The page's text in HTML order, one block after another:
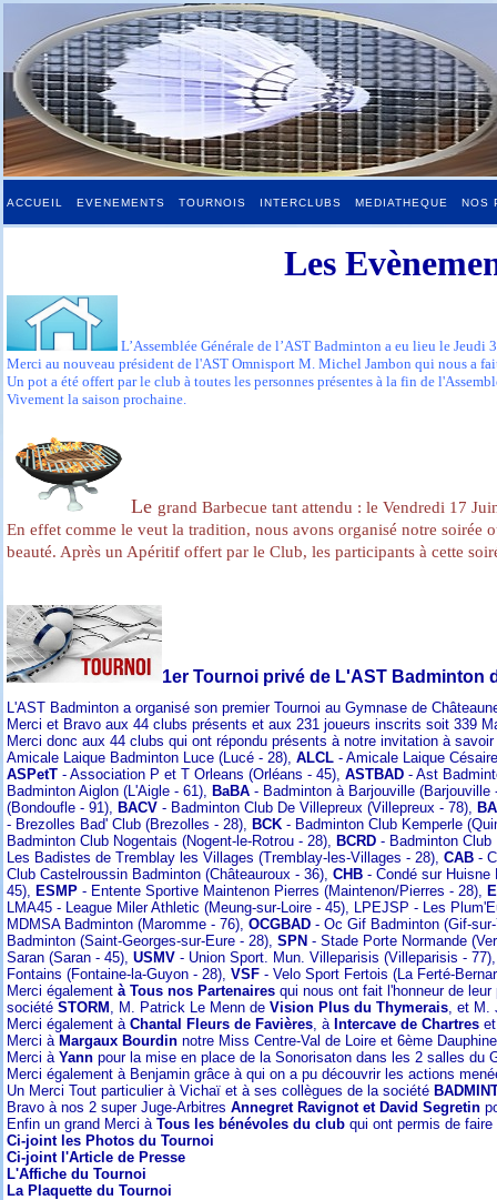
ACCUEIL EVENEMENTS TOURNOIS INTERCLUBS MEDIATHEQUE NOS
Les
L’Assemblée Générale de l’AST Badminton a eu lieu le Jeudi
Merci au nouveau président de l'AST Omnisport M. Michel Jambon qui nous a
Un pot a été offert par le club à toutes les personnes présentes à la fin de
Vivement la saison prochaine.
Le grand Barbecue tant attendu : le Vendredi 17
En effet comme le veut la tradition, nous avons organisé notre soirée
beauté. Après un Apéritif offert par le Club, les participants à cette
1er Tournoi privé de L'AST Badminton
L'AST Badminton a organisé son premier Tournoi au Gymnase de
Merci et Bravo aux 44 clubs présents et aux 231 joueurs inscrits soit 339
Merci donc aux 44 clubs qui ont répondu présents à notre invitation à savoir
Amicale Laique Badminton Luce (Lucé - 28), ALCL - Amicale Laique
ASPetT - Association P et T Orleans (Orléans - 45), ASTBAD - Ast
Badminton Aiglon (L'Aigle - 61), BaBA - Badminton à Barjouville
(Bondoufle - 91), BACV - Badminton Club De Villepreux (Villepreux - 78),
- Brezolles Bad' Club (Brezolles - 28), BCK - Badminton Club Kemperle
Badminton Club Nogentais (Nogent-le-Rotrou - 28), BCRD - Badminton Club
Les Badistes de Tremblay les Villages (Tremblay-les-Villages - 28), CAB -
Club Castelroussin Badminton (Châteauroux - 36), CHB - Condé sur
45), ESMP - Entente Sportive Maintenon Pierres (Maintenon/Pierres - 28),
LMA45 - League Miler Athletic (Meung-sur-Loire - 45), LPEJSP - Les
MDMSA Badminton (Maromme - 76), OCGBAD - Oc Gif Badminton (Gif-
Badminton (Saint-Georges-sur-Eure - 28), SPN - Stade Porte Normande
Saran (Saran - 45), USMV - Union Sport. Mun. Villeparisis (Villeparisis -
Fontains (Fontaine-la-Guyon - 28), VSF - Velo Sport Fertois (La Ferté-
Merci également à Tous nos Partenaires qui nous ont fait l'honneur de
société STORM , M. Patrick Le Menn de Vision Plus du Thymerais, et M.
Merci également à Chantal Fleurs de Favières, à Intercave de Chartres
Merci à Margaux Bourdin notre Miss Centre-Val de Loire et 6ème
Merci à Yann pour la mise en place de la Sonorisaton dans les 2 salles du
Merci également à Benjamin grâce à qui on a pu découvrir les actions
Un Merci Tout particulier à Vichaï et à ses collègues de la société
Bravo à nos 2 super Juge-Arbitres Annegret Ravignot et David Segretin
Enfin un grand Merci à Tous les bénévoles du club qui ont permis de
Ci-joint les Photos du Tournoi
Ci-joint l'Article de Presse
L'Affiche du Tournoi
La Plaquette du Tournoi